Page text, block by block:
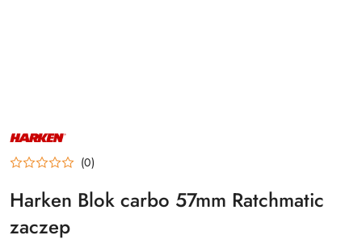
NAZWA
PRODUCENTA:
HARKEN (0)
Harken Blok carbo 57mm Ratchmatic
zaczep